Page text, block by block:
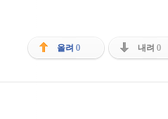
올려 0 내려 0